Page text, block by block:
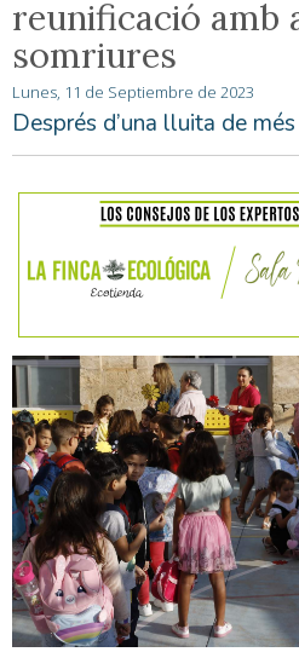
reunificació amb
somriures
Lunes, 11 de Septiembre de 2023
Després d’una lluita de